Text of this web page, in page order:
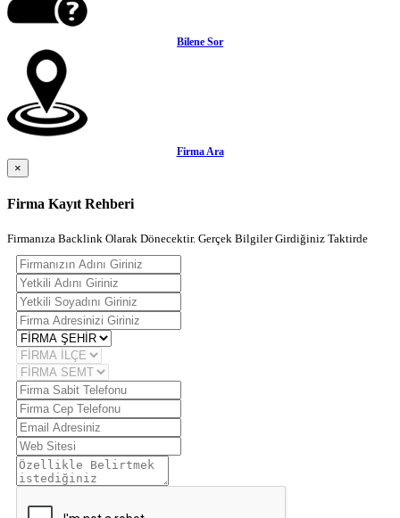
Bilene Sor
Firma Ara
×
Firma Kayıt Rehberi
Firmanıza Backlink Olarak Dönecektir. Gerçek Bilgiler Girdiğiniz Taktirde